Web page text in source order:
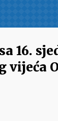
16.
vijeća